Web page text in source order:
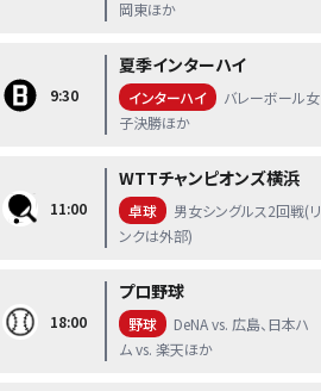
岡東ほか
9:30
夏季インターハイ
インターハイ
バレーボール女
子決勝ほか
11:00
WTTチャンピオンズ横浜
卓球
男女シングルス2回戦(リ
ンクは外部)
18:00
プロ野球
野球
DeNA vs. 広島、日本ハ
ム vs. 楽天ほか